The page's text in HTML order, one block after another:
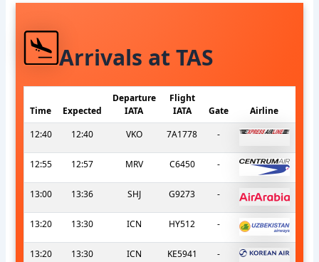
Arrivals at TAS
Time Expected
Departure
IATA
Flight
IATA
Gate
Airline
12:40
12:40 VKO 7A1778 -
12:55 12:57 MRV C6450 -
13:00 13:36 SHJ G9273 -
13:20 13:30 ICN HY512 -
13:20 13:30 ICN KE5941 -